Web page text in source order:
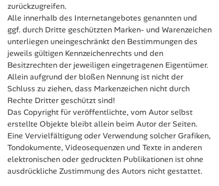
zurückzugreifen.
Alle innerhalb des Internetangebotes genannten und
ggf. durch Dritte geschützten Marken- und Warenzeichen
unterliegen uneingeschränkt den Bestimmungen des
jeweils gültigen Kennzeichenrechts und den
Besitzrechten der jeweiligen eingetragenen Eigentümer.
Allein aufgrund der bloßen Nennung ist nicht der
Schluss zu ziehen, dass Markenzeichen nicht durch
Rechte Dritter geschützt sind!
Das Copyright für veröffentlichte, vom Autor selbst
erstellte Objekte bleibt allein beim Autor der Seiten.
Eine Vervielfältigung oder Verwendung solcher Grafiken,
Tondokumente, Videosequenzen und Texte in anderen
elektronischen oder gedruckten Publikationen ist ohne
ausdrückliche Zustimmung des Autors nicht gestattet.